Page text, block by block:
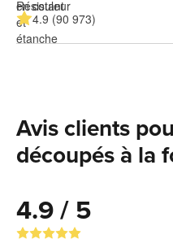
4.9 (90 973)
Avis clients
découpés à la
4.9 / 5